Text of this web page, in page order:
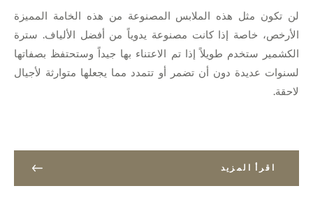
لن تكون مثل هذه الملابس المصنوعة من هذه الخامة المميزة
الأرخص، خاصة إذا كانت مصنوعة يدوياً من أفضل الألياف. سترة
الكشمير ستخدم طويلاً إذا تم الاعتناء بها جيداً وستحتفظ بصفاتها
لسنوات عديدة دون أن تضمر أو تتمدد مما يجعلها متوارثة لأجيال
لاحقة.
اقرأ المزيد